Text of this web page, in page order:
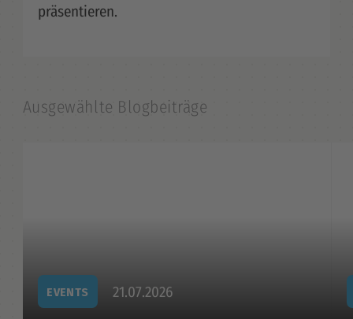
präsentieren.
Ausgewählte Blogbeiträge
EVENTS 21.07.2026